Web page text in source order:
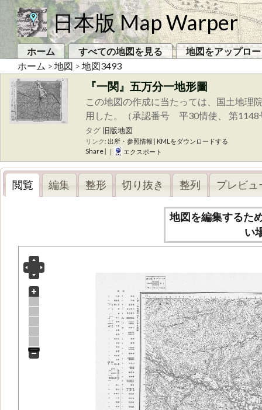
日本版 Map Warper
ホーム すべての地図を見る
地図をアップロ
ホーム > 地図 > 地図3493
『一関』五万分一地形圖
この地図の作成に当たっては、国土地理
用した。（承認番号 平30情使、 第
タグ 旧版地図
リンク: 出所・参照情報 | KMLをダウンロードする
Share | | エクスポート
閲覧 編集 整形 切り抜き 整列 プレビュ
地図を編集するた
い